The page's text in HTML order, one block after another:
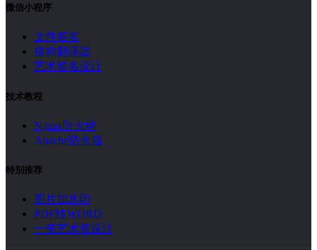
微信小程序
文件签名
猫狗翻译器
艺术签名设计
技术教程
Nginx防火墙
Apache防火墙
特别推荐
图片加水印
PDF转WORD
一笔艺术签设计